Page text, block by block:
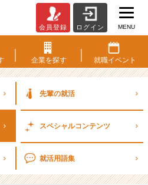
会員登録 ログイン MENU
企業を探す 就職イベント
先輩の就活
スペシャルコンテンツ
就活用語集